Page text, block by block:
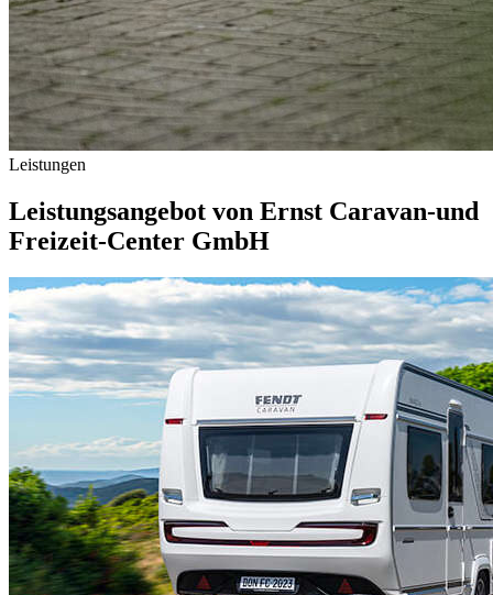
Leistungen
Leistungsangebot von Ernst Caravan-und
Freizeit-Center GmbH